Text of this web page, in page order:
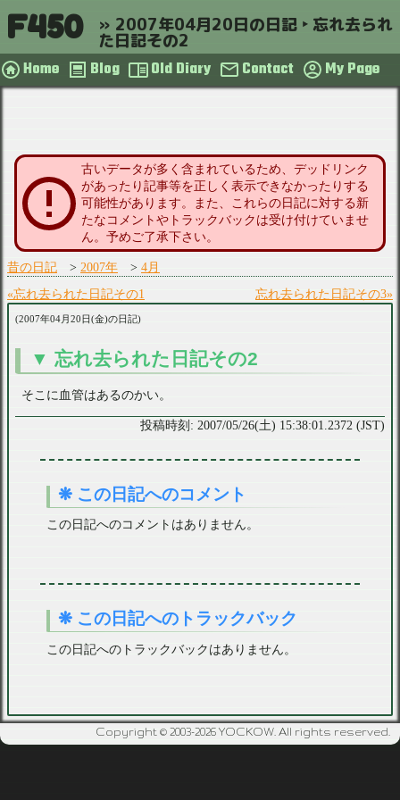
F450 2007年04月20日の日記 ‣ 忘れ去られ
た日記その2
Home Blog Old Diary Contact My Page
古いデータが多く含まれているため、デッドリンク
があったり記事等を正しく表示できなかったりする
可能性があります。また、これらの日記に対する新
たなコメントやトラックバックは受け付けていませ
ん。予めご了承下さい。
昔の日記 2007年
4月
忘れ去られた日記その1
忘れ去られた日記その3
2007年04月20日(金)の日記
忘れ去られた日記その2
そこに血管はあるのかい。
2007/05/26(土) 15:38:01.2372 (JST)
この日記へのコメント
この日記へのコメントはありません。
この日記へのトラックバック
この日記へのトラックバックはありません。
Copyright © 2003-2026 YOCKOW. All rights reserved.